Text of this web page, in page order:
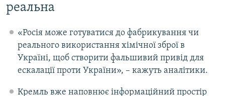
реальна
«Росія може готуватися до фабрикування чи
реального використання хімічної зброї в
Україні, щоб створити фальшивий привід для
ескалації проти України», – кажуть аналітики.
Кремль вже наповнює інформаційний простір